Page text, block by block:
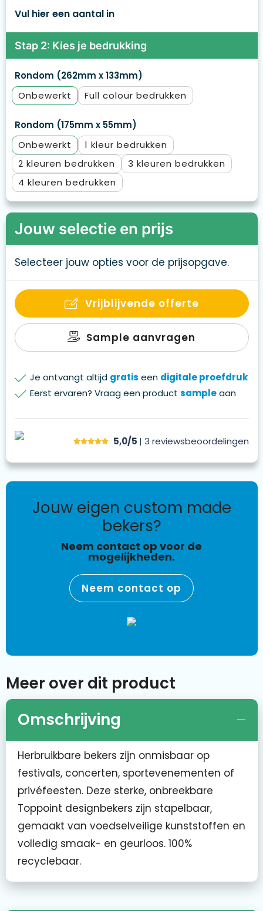
Vul hier een aantal in
Stap 2: Kies je bedrukking
Rondom (262mm x 133mm)
Onbewerkt
Full colour
Rondom (175mm x 55mm)
Onbewerkt
1
2
3
4
Jouw selectie en prijs
Selecteer jouw opties voor de prijsopgave.
Vrijblijvende offerte
Sample aanvragen
Je ontvangt altijd gratis een digitale proefdruk
Eerst ervaren? Vraag een product sampleaan
5,0/5 | 3 reviewsbeoordelingen
jouw eigen custom made
bekers?
Neem contact op voor de
mogelijkheden.
Neem contact op
Meer over dit product
Omschrijving
Herbruikbare bekers zijn onmisbaar op
festivals, concerten, sportevenementen of
privéfeesten. Deze sterke, onbreekbare
Toppoint designbekers zijn stapelbaar,
gemaakt van voedselveilige kunststoffen en
volledig smaak- en geurloos. 100%
recyclebaar.